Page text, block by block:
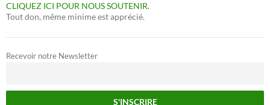
CLIQUEZ ICI POUR NOUS SOUTENIR.
Tout don, même minime est apprécié.
Recevoir notre Newsletter